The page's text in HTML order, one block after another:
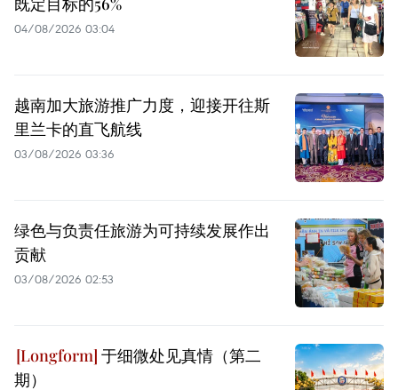
04/08/2026 03:04
越南加大旅游推广力度，迎接开往斯
里兰卡的直飞航线
03/08/2026 03:36
绿色与负责任旅游为可持续发展作出
贡献
03/08/2026 02:53
于细微处见真情（第二
期）